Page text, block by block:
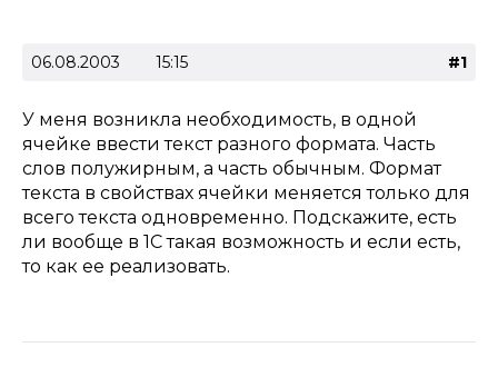
06.08.2003 15:15 #1
У меня возникла необходимость, в одной
ячейке ввести текст разного формата. Часть
слов полужирным, а часть обычным. Формат
текста в свойствах ячейки меняется только для
всего текста одновременно. Подскажите, есть
ли вообще в 1С такая возможность и если есть,
то как ее реализовать.